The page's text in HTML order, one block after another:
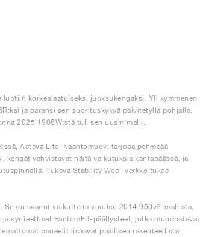
korkealaatuiseksi juoksukengäksi. Yli kymmenen
ja paransi sen suorituskykyä päivitetyllä pohjalla.
2025 1906W:stä tuli sen uusin malli.
Acteva Lite -vaahtomuovi tarjoaa pehmeää
kengät vahvistavat näitä vaikutuksia kantapäässä, ja
Tukeva Stability Web -verkko tukee
on saanut vaikutteita vuoden 2014 950v2-mallista,
synteettiset FantomFit-päällysteet, jotka muodostavat
paneelit lisäävät päällisen rakenteellista